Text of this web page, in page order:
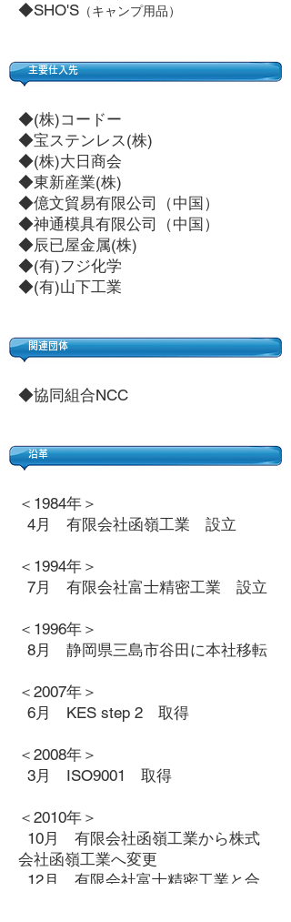
◆SHO'S （キャンプ用品）
主要仕入先
◆(株)コードー
◆宝ステンレス(株)
◆(株)大日商会
◆東新産業(株)
◆億文貿易有限公司（中国）
◆神通模具有限公司（中国）
◆辰已屋金属(株)
◆(有)フジ化学
◆(有)山下工業
関連団体
◆協同組合NCC
​沿革
＜1984年＞
4月 有限会社函嶺工業 設立
＜1994年＞
7月 有限会社富士精密工業 設立
＜1996年＞
8月 静岡県三島市谷田に本社移転
＜2007年＞
6月 KES step 2 取得
＜2008年＞
3月 ISO9001 取得
＜2010年＞
10月 有限会社函嶺工業から株式
会社函嶺工業へ変更
12月 有限会社富士精密工業と合